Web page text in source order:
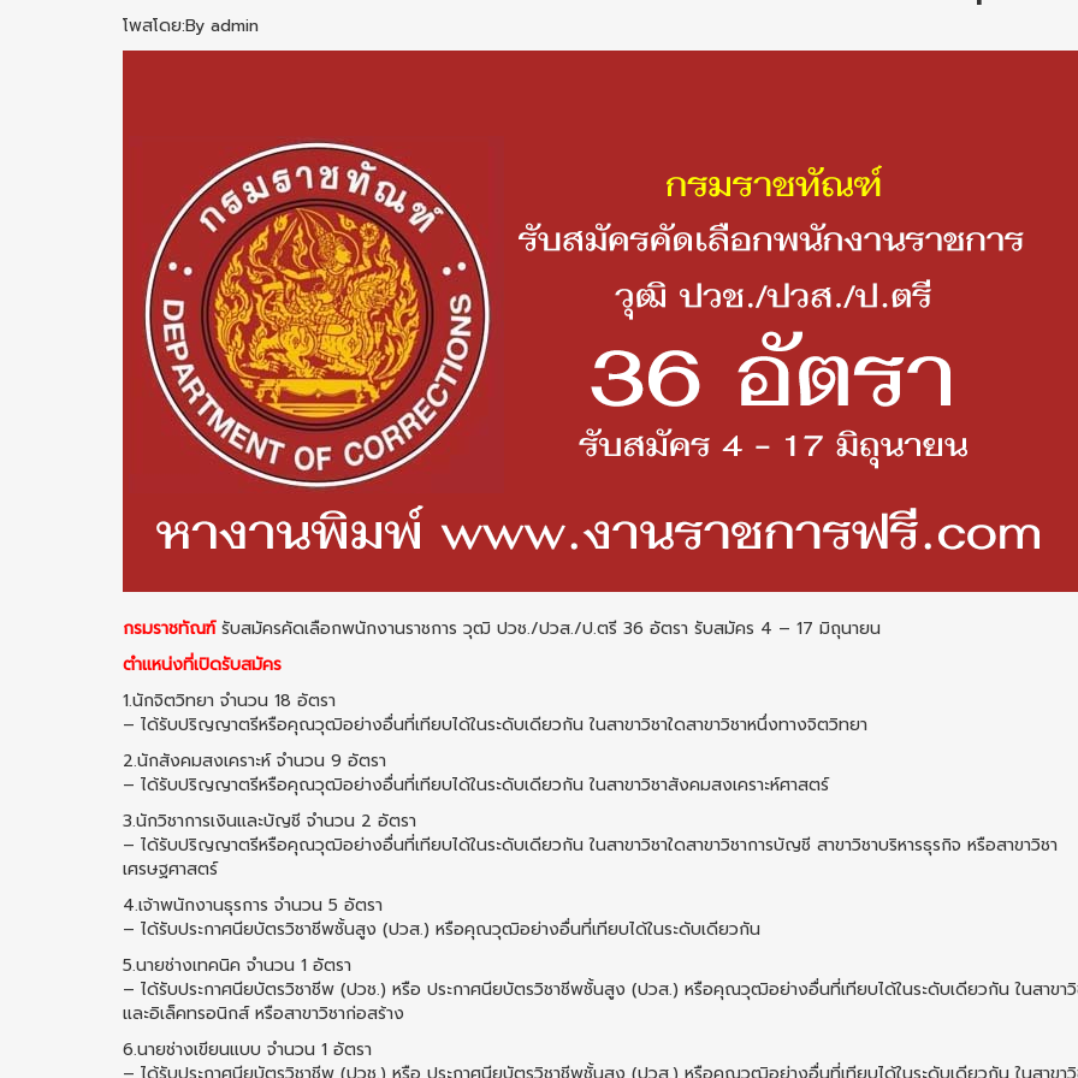
โพสโดย:By admin
กรมราชทัณฑ์รับสมัครคัดเลือกพนักงานราชการ วุฒิ ปวช./ปวส./ป.ตรี 36 อัตรา รับสมัคร 4 – 17 มิถุนายน
ตำแหน่งที่เปิดรับสมัคร
1.นักจิตวิทยา จำนวน 18 อัตรา
– ได้รับปริญญาตรีหรือคุณวุฒิอย่างอื่นที่เทียบได้ในระดับเดียวกัน ในสาขาวิชาใดสาขาวิชาหนึ่งทางจิตวิทยา
2.นักสังคมสงเคราะห์ จำนวน 9 อัตรา
– ได้รับปริญญาตรีหรือคุณวุฒิอย่างอื่นที่เทียบได้ในระดับเดียวกัน ในสาขาวิชาสังคมสงเคราะห์ศาสตร์
3.นักวิชาการเงินและบัญชี จำนวน 2 อัตรา
– ได้รับปริญญาตรีหรือคุณวุฒิอย่างอื่นที่เทียบได้ในระดับเดียวกัน ในสาขาวิชาใดสาขาวิชาการบัญชี สาขาวิชาบริหารธุรกิจ หรือสาขาวิชา
เศรษฐศาสตร์
4.เจ้าพนักงานธุรการ จำนวน 5 อัตรา
– ได้รับประกาศนียบัตรวิชาชีพชั้นสูง (ปวส.) หรือคุณวุฒิอย่างอื่นที่เทียบได้ในระดับเดียวกัน
5.นายช่างเทคนิค จำนวน 1 อัตรา
– ได้รับประกาศนียบัตรวิชาชีพ (ปวช.) หรือ ประกาศนียบัตรวิชาชีพชั้นสูง (ปวส.) หรือคุณวุฒิอย่างอื่นที่เทียบได้ในระดับเดียวกัน ในสาขา
และอิเล็คทรอนิกส์ หรือสาขาวิชาก่อสร้าง
6.นายช่างเขียนแบบ จำนวน 1 อัตรา